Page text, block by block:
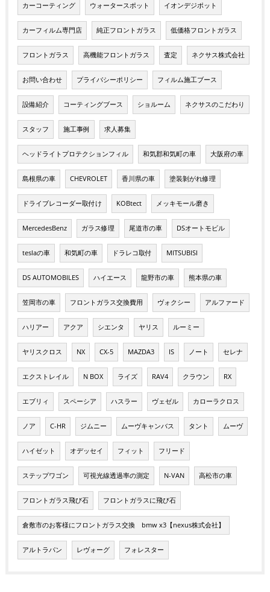
カーコーティング ウォータースポット イオンデジポット
カーフィルム専門店 純正フロントガラス 低価格フロントガラス
フロントガラス 高機能フロントガラス 査定 ネクサス株式会社
お問い合わせ プライバシーポリシー フィルム施工ブース
設備紹介 コーティングブース ショルーム ネクサスのこだわり
スタッフ 施工事例 求人募集
ヘッドライトプロテクションフィル 和気郡和気町の車 大阪府の車
島根県の車 CHEVROLET 香川県の車 塗装剝がれ修理
ドライブレコーダー取付け KOBtect メッキモール磨き
MercedesBenz ガラス修理 尾道市の車 DSオートモビル
teslaの車 和気町の車 ドラレコ取付 MITSUBISI
DS AUTOMOBILES ハイエース 龍野市の車 熊本県の車
笠岡市の車 フロントガラス交換費用 ヴォクシー アルファード
ハリアー アクア シエンタ ヤリス ルーミー
ヤリスクロス NX CX-5 MAZDA3 IS ノート セレナ
エクストレイル N BOX ライズ RAV4 クラウン RX
エブリィ スペーシア ハスラー ヴェゼル カローラクロス
ノア C-HR ジムニー ムーヴキャンバス タント ムーヴ
ハイゼット オデッセイ フィット フリード
ステップワゴン 可視光線透過率の測定 N-VAN 高松市の車
フロントガラス飛び石 フロントガラスに飛び石
倉敷市のお客様にフロントガラス交換 bmw x3【nexus株式会社】
アルトラパン レヴォーグ フォレスター